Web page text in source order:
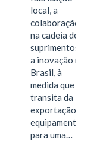
local, a
colaboração
na cadeia de
suprimentos e
a inovação no
Brasil, à
medida que
transita da
exportação de
equipamentos
para uma…